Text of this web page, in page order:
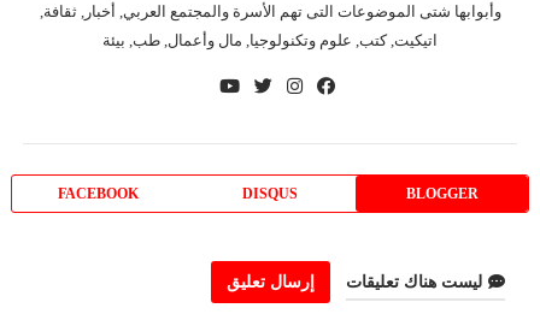
وأبوابها شتى الموضوعات التى تهم الأسرة والمجتمع العربي, أخبار, ثقافة,
اتيكيت, كتب, علوم وتكنولوجيا, مال وأعمال, طب, بيئة
BLOGGER
DISQUS
FACEBOOK
ليست هناك تعليقات إرسال تعليق